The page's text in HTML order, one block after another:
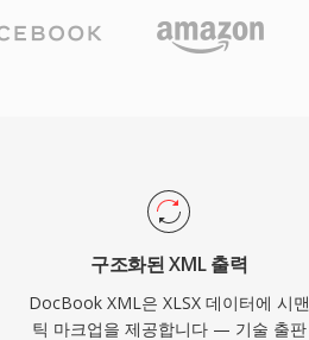
구조화된 XML 출력
DocBook XML은 XLSX 데이터에 시맨
틱 마크업을 제공합니다 — 기술 출판